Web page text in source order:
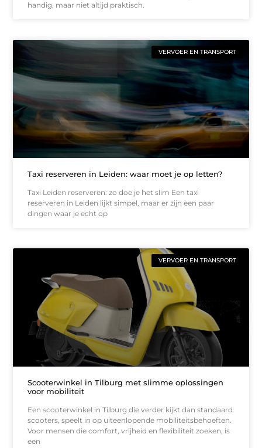
handig, maar niet altijd praktisch.
VERVOER EN TRANSPORT
Taxi reserveren in Leiden: waar moet je op letten?
Taxi Leiden reserveren: zo doe je het slim Een taxi
reserveren in Leiden lijkt simpel, maar er zijn een paar
dingen waar je echt op
VERVOER EN TRANSPORT
Scooterwinkel in Tilburg met slimme oplossingen
voor mobiliteit
Een scooterwinkel in Tilburg die verder kijkt dan standaard
scooters, speelt in op uiteenlopende mobiliteitsbehoeften.
Voor mensen die comfort, vrijheid en flexibiliteit zoeken, is
een